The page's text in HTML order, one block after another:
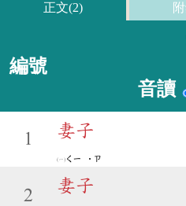
正文(2)
編號
音讀
1 妻子
ㄑㄧ ˙ㄗ
2
妻子